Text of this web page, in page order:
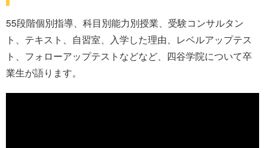
55段階個別指導、科目別能力別授業、受験コンサルタン
ト、テキスト、自習室、入学した理由、レベルアップテス
ト、フォローアップテストなどなど、四谷学院について卒
業生が語ります。